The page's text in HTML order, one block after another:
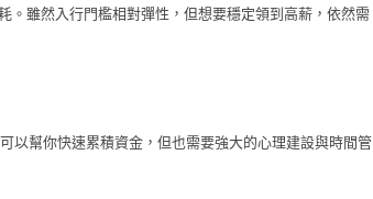
。雖然入行門檻相對彈性，但想要穩定領到高薪，依然需
以幫你快速累積資金，但也需要強大的心理建設與時間管